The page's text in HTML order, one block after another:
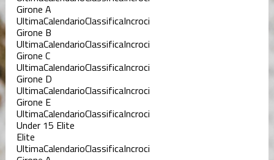
Girone A
UltimaCalendarioClassificaIncroci
Girone B
UltimaCalendarioClassificaIncroci
Girone C
UltimaCalendarioClassificaIncroci
Girone D
UltimaCalendarioClassificaIncroci
Girone E
UltimaCalendarioClassificaIncroci
Under 15 Elite
Elite
UltimaCalendarioClassificaIncroci